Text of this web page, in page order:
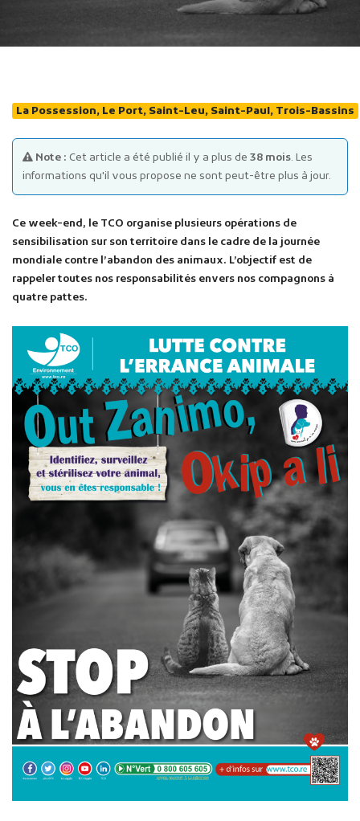
Publicité des actes
Marchés publics
Projets financés par l'Europe
La Possession, Le Port, Saint-Leu, Saint-Paul, Trois-Bassins
Note : Cet article a été publié il y a plus de 38 mois. Les
informations qu'il vous propose ne sont peut-être plus à jour.
Ce week-end, le TCO organise plusieurs opérations de
sensibilisation sur son territoire dans le cadre de la journée
mondiale contre l’abandon des animaux. L’objectif est de
rappeler toutes nos responsabilités envers nos compagnons à
quatre pattes.